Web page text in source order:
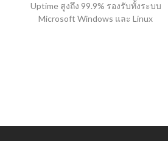
Uptime สูงถึง 99.9% รองรับทั้งระบบ
Microsoft Windows และ Linux